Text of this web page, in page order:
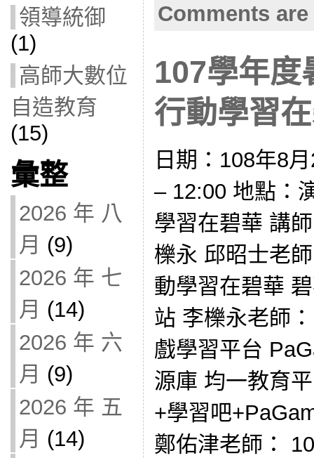
領導統御
(1)
高師大數位
自造教育
(15)
彙整
2026 年 八
月 (9)
2026 年 七
月 (14)
2026 年 六
月 (9)
2026 年 五
月 (14)
Comments
107學年度
行動學習
日期：108年8
– 12:00 地點：
學習在碧華 講
櫟永 邱昭士老
動學習在碧華
站 李櫟永老師
戲學習平台
源庫 均一教育
+學習吧
鄭佑津老師：